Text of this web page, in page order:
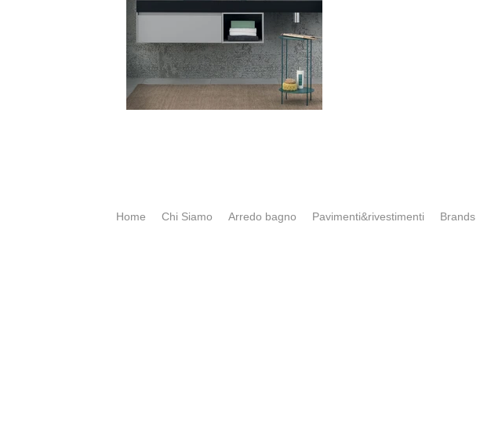
Home Chi Siamo Arredo bagno Pavimenti&rivestimenti Brands